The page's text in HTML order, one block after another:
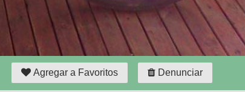
Agregar a Favoritos Denunciar